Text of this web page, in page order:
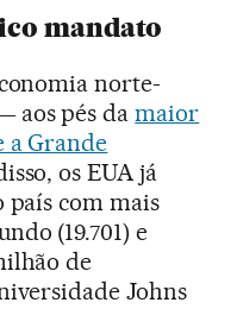
mandato
norte-
aos pés damaior
a Grande
os EUA já
com mais
(19.701) e
de
Johns